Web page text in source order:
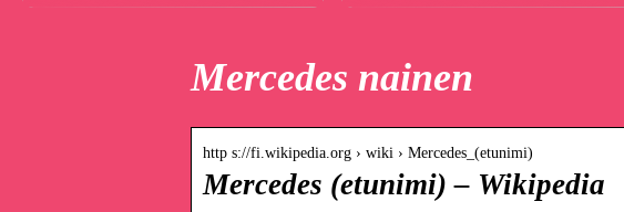
Mercedes nainen
http s://fi.wikipedia.org › wiki › Mercedes_(etunimi)
Mercedes (etunimi) – Wikipedia